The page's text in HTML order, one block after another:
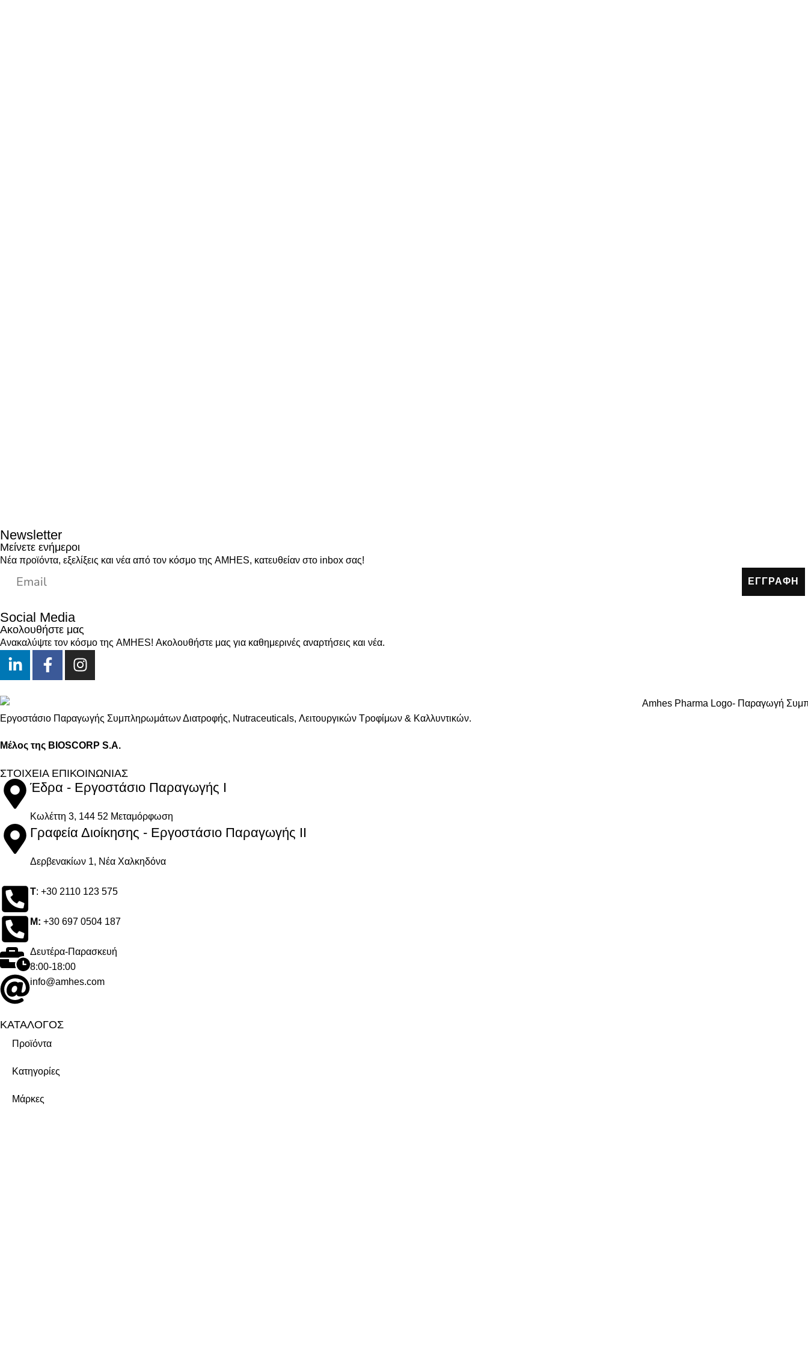
Newsletter
Μείνετε ενήμεροι
Νέα προϊόντα, εξελίξεις και νέα από τον κόσμο της AMHES, κατευθείαν στο inbox σας!
ΕΓΓΡΑΦΗ
Social Media
Ακολουθήστε μας
Ανακαλύψτε τον κόσμο της AMHES! Ακολουθήστε μας για καθημερινές αναρτήσεις και νέα.
Εργοστάσιο Παραγωγής Συμπληρωμάτων Διατροφής, Νutraceuticals, Λειτουργικών Τροφίμων & Καλλυντικών.
Μέλος της BIOSCORP S.A.
ΣΤΟΙΧΕΙΑ ΕΠΙΚΟΙΝΩΝΙΑΣ
Έδρα - Εργοστάσιο Παραγωγής Ι
Kωλέττη 3, 144 52 Μεταμόρφωση
Γραφεία Διοίκησης - Εργοστάσιο Παραγωγής ΙΙ
Δερβενακίων 1, Νέα Χαλκηδόνα
Τ: +30 2110 123 575
M: +30 697 0504 187
Δευτέρα-Παρασκευή
8:00-18:00
info@amhes.com
ΚΑΤΑΛΟΓΟΣ
Προϊόντα
Κατηγορίες
Μάρκες